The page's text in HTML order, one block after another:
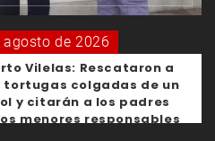
agosto de 2026
Vilelas: Rescataron a
tortugas colgadas de un
y citarán a los padres
menores responsables